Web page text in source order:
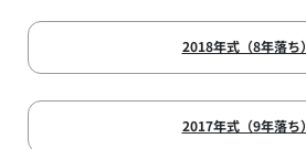
2018年式（8年落ち）
2017年式（9年落ち）